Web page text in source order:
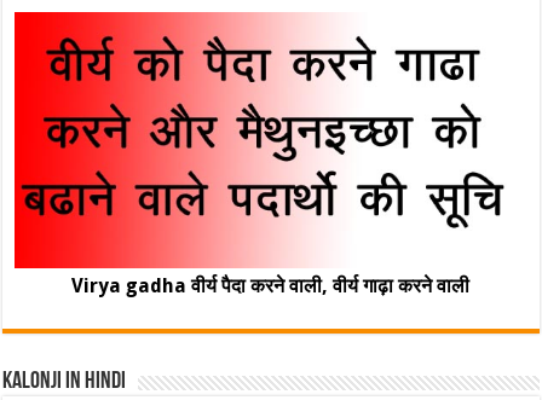
Virya gadha वीर्य पैदा करने वाली, वीर्य गाढ़ा करने वाली
Kalonji In Hindi